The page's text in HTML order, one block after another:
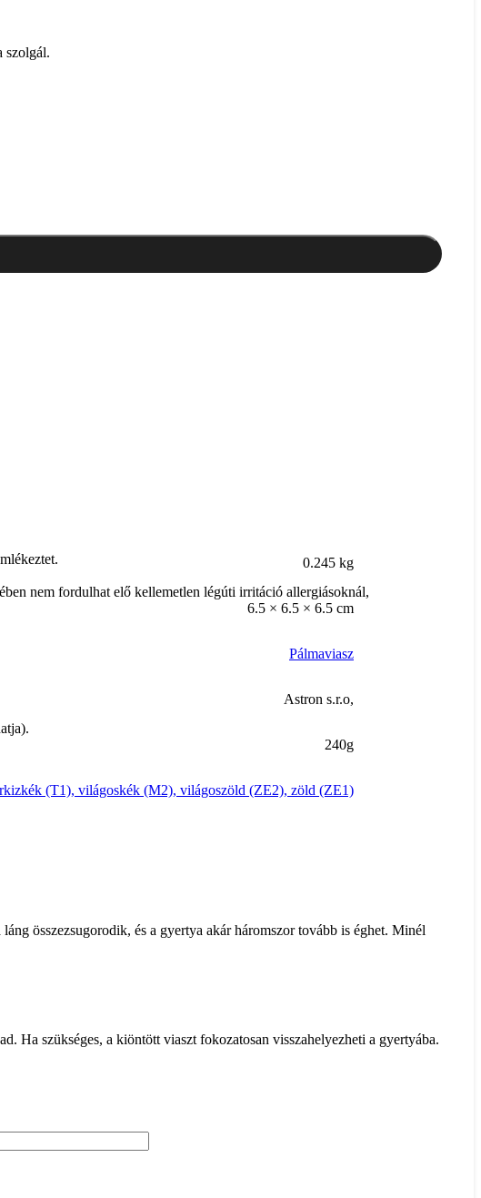
szolgál.
nem fordulhat elő kellemetlen légúti irritáció allergiásoknál,
összezsugorodik, és a gyertya akár háromszor tovább is éghet. Minél
Ha szükséges, a kiöntött viaszt fokozatosan visszahelyezheti a gyertyába.
0.245 kg
6.5 × 6.5 × 6.5 cm
Pálmaviasz
Astron s.r.o,
240g
(T1), világoskék (M2), világoszöld (ZE2), zöld (ZE1)